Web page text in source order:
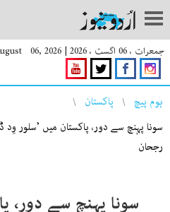
جمعرات ، 06 اگست ، 2026 |
06, 2026
You are here
ہوم پیچ
پاکستان
سونا پہنچ سے دور، پاکستان میں ’سلور وِد
رجحان
سونا پہنچ سے دور،